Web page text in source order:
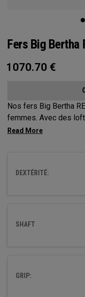
Fers Big Bertha
1070.70 €
Nos fers Big Bertha
femmes. Avec des
même du tungstène
DEXTÉRITÉ:
SHAFT
GRIP: